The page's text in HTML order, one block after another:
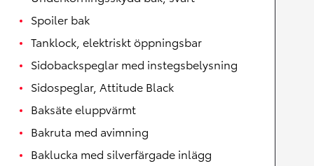
Spoiler bak
Tanklock, elektriskt öppningsbar
Sidobackspeglar med instegsbelysning
Sidospeglar, Attitude Black
Baksäte eluppvärmt
Bakruta med avimning
Baklucka med silverfärgade inlägg